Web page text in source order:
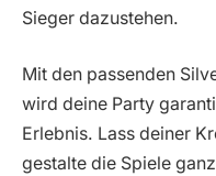
Sieger dazustehen.
Mit den passenden
wird deine Party
Erlebnis. Lass deiner
gestalte die Spiele